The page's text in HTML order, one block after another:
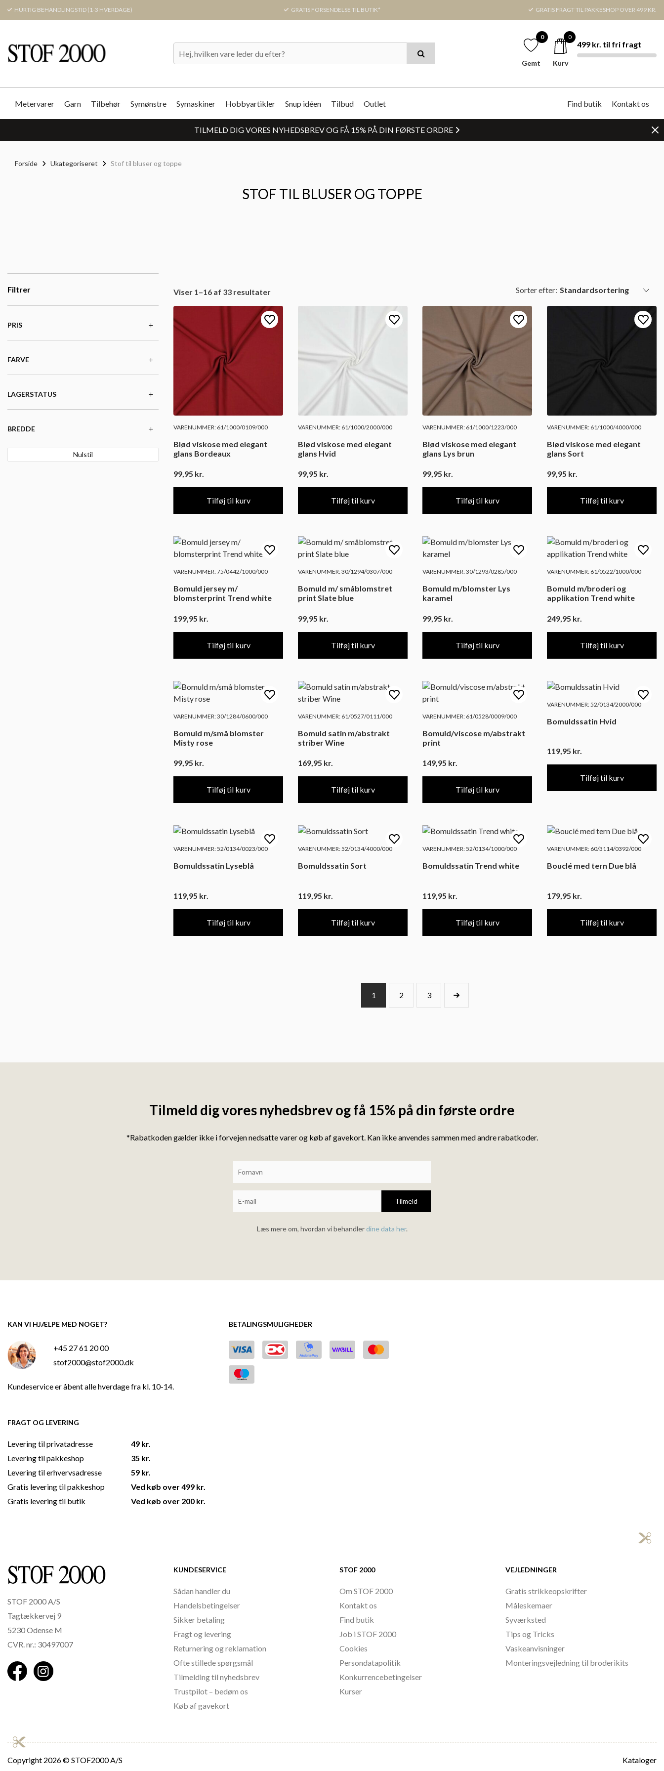
HURTIG BEHANDLINGSTID (1-3 HVERDAGE) GRATIS FORSENDELSE TIL BUTIK* GRATIS FRAGT TIL PAKKESHOP OVER 499 KR.
0
Gemt
0
Kurv
499 kr. til fri fragt
Metervarer Garn Tilbehør Symønstre Symaskiner Hobbyartikler Snup idéen Tilbud Outlet Find butik Kontakt os
TILMELD DIG VORES NYHEDSBREV OG FÅ 15% PÅ DIN FØRSTE ORDRE
Forside Ukategoriseret Stof til bluser og toppe
STOF TIL BLUSER OG TOPPE
Filtrer
PRIS
FARVE
LAGERSTATUS
BREDDE
Nulstil
Viser 1–16 af 33 resultater Sorter efter:
VARENUMMER: 61/1000/0109/000
Blød viskose med elegant
glans Bordeaux
99,95 kr.
Tilføj til kurv
VARENUMMER: 61/1000/2000/000
Blød viskose med elegant
glans Hvid
99,95 kr.
Tilføj til kurv
VARENUMMER: 61/1000/1223/000
Blød viskose med elegant
glans Lys brun
99,95 kr.
Tilføj til kurv
VARENUMMER: 61/1000/4000/000
Blød viskose med elegant
glans Sort
99,95 kr.
Tilføj til kurv
VARENUMMER: 75/0442/1000/000
Bomuld jersey m/
blomsterprint Trend white
199,95 kr.
Tilføj til kurv
VARENUMMER: 30/1294/0307/000
Bomuld m/ småblomstret
print Slate blue
99,95 kr.
Tilføj til kurv
VARENUMMER: 30/1293/0285/000
Bomuld m/blomster Lys
karamel
99,95 kr.
Tilføj til kurv
VARENUMMER: 61/0522/1000/000
Bomuld m/broderi og
applikation Trend white
249,95 kr.
Tilføj til kurv
VARENUMMER: 30/1284/0600/000
Bomuld m/små blomster
Misty rose
99,95 kr.
Tilføj til kurv
VARENUMMER: 61/0527/0111/000
Bomuld satin m/abstrakt
striber Wine
169,95 kr.
Tilføj til kurv
VARENUMMER: 61/0528/0009/000
Bomuld/viscose m/abstrakt
print
149,95 kr.
Tilføj til kurv
VARENUMMER: 52/0134/2000/000
Bomuldssatin Hvid
119,95 kr.
Tilføj til kurv
VARENUMMER: 52/0134/0023/000
Bomuldssatin Lyseblå
119,95 kr.
Tilføj til kurv
VARENUMMER: 52/0134/4000/000
Bomuldssatin Sort
119,95 kr.
Tilføj til kurv
VARENUMMER: 52/0134/1000/000
Bomuldssatin Trend white
119,95 kr.
Tilføj til kurv
VARENUMMER: 60/3114/0392/000
Bouclé med tern Due blå
179,95 kr.
Tilføj til kurv
1 2 3
Tilmeld dig vores nyhedsbrev og få 15% på din første ordre
*Rabatkoden gælder ikke i forvejen nedsatte varer og køb af gavekort. Kan ikke anvendes sammen med andre rabatkoder.
Tilmeld
Læs mere om, hvordan vi behandlerdine data her.
KAN VI HJÆLPE MED NOGET?
+45 27 61 20 00
stof2000@stof2000.dk
Kundeservice er åbent alle hverdage fra kl. 10-14.
BETALINGSMULIGHEDER
FRAGT OG LEVERING
Levering til privatadresse
Levering til pakkeshop
Levering til erhvervsadresse
Gratis levering til pakkeshop
Gratis levering til butik
49 kr.
35 kr.
59 kr.
Ved køb over 499 kr.
Ved køb over 200 kr.
STOF 2000 A/S
Tagtækkervej 9
5230 Odense M
CVR. nr.: 30497007
KUNDESERVICE
Sådan handler du
Handelsbetingelser
Sikker betaling
Fragt og levering
Returnering og reklamation
Ofte stillede spørgsmål
Tilmelding til nyhedsbrev
Trustpilot – bedøm os
Køb af gavekort
STOF 2000
Om STOF 2000
Kontakt os
Find butik
Job i STOF 2000
Cookies
Persondatapolitik
Konkurrencebetingelser
Kurser
VEJLEDNINGER
Gratis strikkeopskrifter
Måleskemaer
Syværksted
Tips og Tricks
Vaskeanvisninger
Monteringsvejledning til broderikits
Copyright 2026 © STOF2000 A/S Kataloger